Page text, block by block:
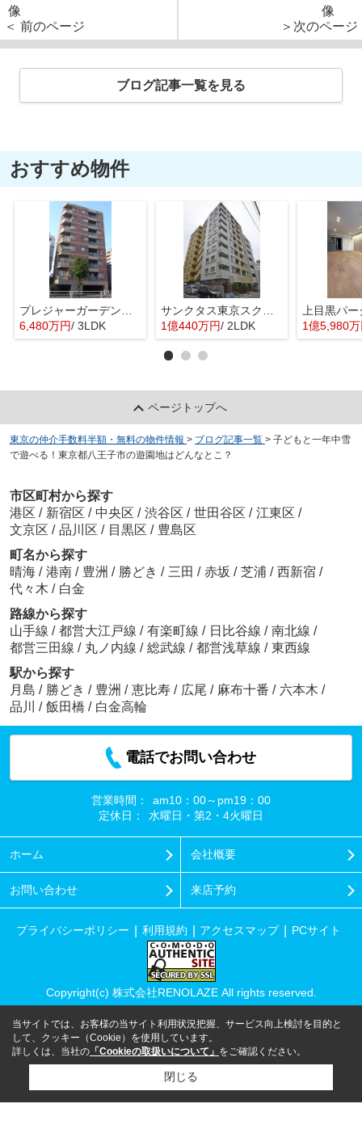
＜ 前のページ ＞次のページ
ブログ記事一覧を見る
おすすめ物件
プレジャーガーデン葛西
6,480万円/ 3LDK
サンクタス東京スクエア
1億440万円/ 2LDK 1億5,980
ページトップへ
東京の仲介手数料半額・無料の物件情報 > ブログ記事一覧 > 子どもと一年中雪
で遊べる！東京都八王子市の遊園地はどんなとこ？
市区町村から探す
港区 / 新宿区 / 中央区 / 渋谷区 / 世田谷区 / 江東区 /
文京区 / 品川区 / 目黒区 / 豊島区
町名から探す
晴海 / 港南 / 豊洲 / 勝どき / 三田 / 赤坂 / 芝浦 / 西新宿 /
代々木 / 白金
路線から探す
山手線 / 都営大江戸線 / 有楽町線 / 日比谷線 / 南北線 /
都営三田線 / 丸ノ内線 / 総武線 / 都営浅草線 / 東西線
駅から探す
月島 / 勝どき / 豊洲 / 恵比寿 / 広尾 / 麻布十番 / 六本木 /
品川
/ 飯田橋 / 白金高輪
電話でお問い合わせ
営業時間：
am10：00～pm19：00
定休日：
水曜日・第2・4火曜日
ホーム 会社概要
お問い合わせ 来店予約
プライバシーポリシー 利用規約 アクセスマップ PCサイト
Copyright(c) 株式会社RENOLAZE All rights reserved.
当サイトでは、お客様の当サイト利用状況把握、サービス向上検討を目的と
して、クッキー（Cookie）を使用しています。
詳しくは、当社の 「Cookieの取扱いについて」 をご確認ください。
閉じる